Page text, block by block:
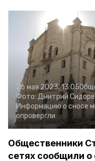
26 мая 2023, 13:05
Фото:Дмитрий
Информацию о сносе
опровергли
Общественники
сетях сообщили